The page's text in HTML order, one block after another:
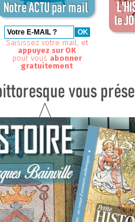
Saisissez votre mail, et
appuyez sur OK
pour vous abonner
gratuitement